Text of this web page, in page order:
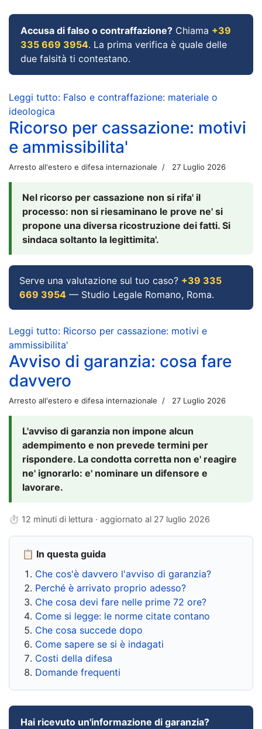
Accusa di falso o contraffazione? Chiama +39
335 669 3954. La prima verifica è quale delle
due falsità ti contestano.
Leggi tutto: Falso e contraffazione: materiale o
ideologica
Ricorso per cassazione: motivi
e ammissibilita'
Arresto all'estero e difesa internazionale 27 Luglio 2026
Nel ricorso per cassazione non si rifa' il
processo: non si riesaminano le prove ne' si
propone una diversa ricostruzione dei fatti. Si
sindaca soltanto la legittimita'.
Serve una valutazione sul tuo caso? +39 335
669 3954 — Studio Legale Romano, Roma.
Leggi tutto: Ricorso per cassazione: motivi e
ammissibilita'
Avviso di garanzia: cosa fare
davvero
Arresto all'estero e difesa internazionale 27 Luglio 2026
L'avviso di garanzia non impone alcun
adempimento e non prevede termini per
rispondere. La condotta corretta non e' reagire
ne' ignorarlo: e' nominare un difensore e
lavorare.
⏱ 12 minuti di lettura · aggiornato al 27 luglio 2026
📋 In questa guida
Che cos'è davvero l'avviso di garanzia?
Perché è arrivato proprio adesso?
Che cosa devi fare nelle prime 72 ore?
Come si legge: le norme citate contano
Che cosa succede dopo
Come sapere se si è indagati
Costi della difesa
Domande frequenti
Hai ricevuto un'informazione di garanzia?